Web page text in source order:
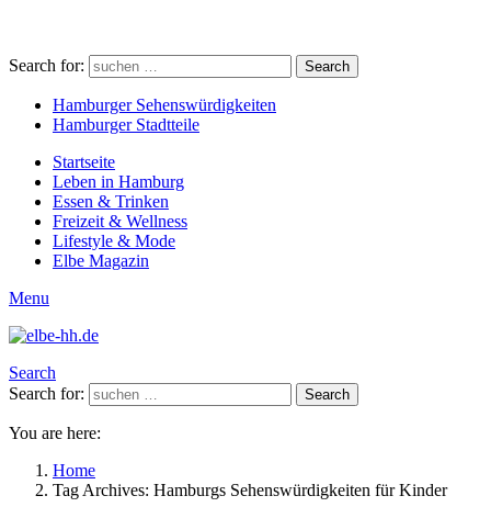
Search for: Search
Hamburger Sehenswürdigkeiten
Hamburger Stadtteile
Startseite
Leben in Hamburg
Essen & Trinken
Freizeit & Wellness
Lifestyle & Mode
Elbe Magazin
Menu
Search
Search for:
Search
You are here:
Home
Tag Archives: Hamburgs Sehenswürdigkeiten für Kinder